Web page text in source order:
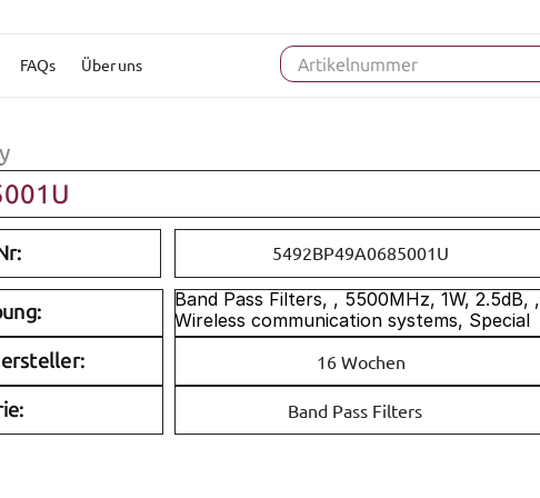
5492BP49A0685001U
Band Pass Filters, , 5500MHz, 1W, 2.5dB, ,
Wireless communication systems, Special
16 Wochen
Band Pass Filters
FAQs Über uns Artikelnummer